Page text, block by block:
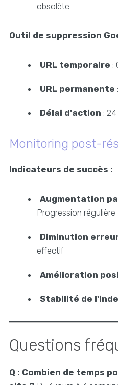
obsolète
Outil de suppression
URL temporaire :
URL permanente
Délai d'action :
Monitoring post-
Indicateurs de succès :
Augmentation
Progression régulière
Diminution
effectif
Amélioration
Stabilité de
Questions
Q : Combien de temps